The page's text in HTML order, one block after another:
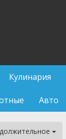
Кулинария
Авто